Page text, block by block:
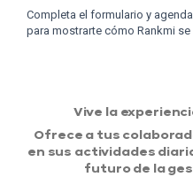
Completa el formulario y
para mostrarte cómo Rankmi se
Vive la
Ofrece a tus
en sus actividades
futuro de la